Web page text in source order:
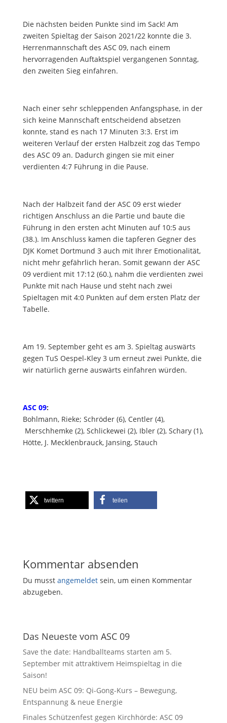
Die nächsten beiden Punkte sind im Sack! Am
zweiten Spieltag der Saison 2021/22 konnte die 3.
Herrenmannschaft des ASC 09, nach einem
hervorragenden Auftaktspiel vergangenen Sonntag,
den zweiten Sieg einfahren.
Nach einer sehr schleppenden Anfangsphase, in der
sich keine Mannschaft entscheidend absetzen
konnte, stand es nach 17 Minuten 3:3. Erst im
weiteren Verlauf der ersten Halbzeit zog das Tempo
des ASC 09 an. Dadurch gingen sie mit einer
verdienten 4:7 Führung in die Pause.
Nach der Halbzeit fand der ASC 09 erst wieder
richtigen Anschluss an die Partie und baute die
Führung in den ersten acht Minuten auf 10:5 aus
(38.). Im Anschluss kamen die tapferen Gegner des
DJK Komet Dortmund 3 auch mit Ihrer Emotionalität,
nicht mehr gefährlich heran. Somit gewann der ASC
09 verdient mit 17:12 (60.), nahm die verdienten zwei
Punkte mit nach Hause und steht nach zwei
Spieltagen mit 4:0 Punkten auf dem ersten Platz der
Tabelle.
Am 19. September geht es am 3. Spieltag auswärts
gegen TuS Oespel-Kley 3 um erneut zwei Punkte, die
wir natürlich gerne auswärts einfahren würden.
ASC 09:
Bohlmann, Rieke; Schröder (6), Centler (4),
Merschhemke (2), Schlickewei (2), Ibler (2), Schary (1),
Hötte, J. Mecklenbrauck, Jansing, Stauch
twittern teilen
Kommentar absenden
Du musst angemeldetsein, um einen Kommentar
abzugeben.
Das Neueste vom ASC 09
Save the date: Handballteams starten am 5.
September mit attraktivem Heimspieltag in die
Saison!
NEU beim ASC 09: Qi-Gong-Kurs – Bewegung,
Entspannung & neue Energie
Finales Schützenfest gegen Kirchhörde: ASC 09